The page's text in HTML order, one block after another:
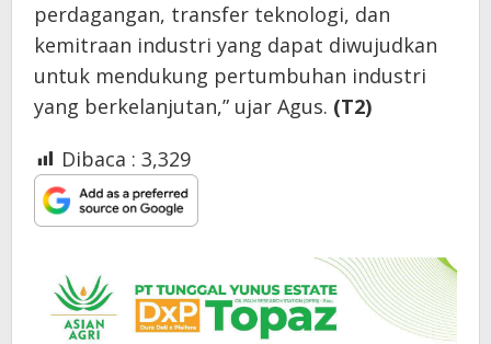
perdagangan, transfer teknologi, dan
kemitraan industri yang dapat diwujudkan
untuk mendukung pertumbuhan industri
yang berkelanjutan,” ujar Agus. (T2)
Dibaca : 3,329